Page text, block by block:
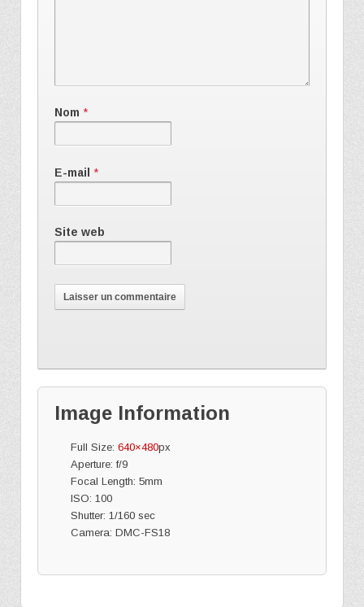
Nom *
E-mail *
Site web
Image Information
Full Size: 640×480px
Aperture: f/9
Focal Length: 5mm
ISO: 100
Shutter: 1/160 sec
Camera: DMC-FS18